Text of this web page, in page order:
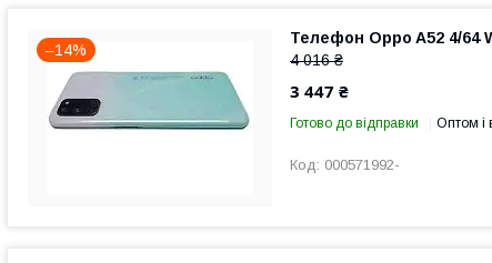
–14%
Телефон Oppo A52 4/64
4 016 ₴
3 447 ₴
Готово до відправки Оптом і
000571992-